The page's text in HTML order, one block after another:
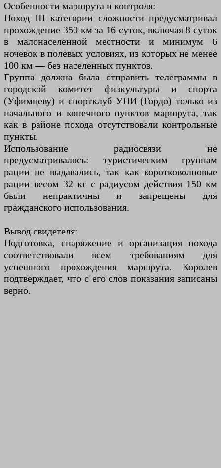
Особенности маршрута и контроля:
Поход III категории сложности предусматривал
прохождение 350 км за 16 суток, включая 8 суток
в малонаселенной местности и минимум 6
ночевок в полевых условиях, из которых не менее
100 км — без населенных пунктов.
Группа должна была отправить телеграммы в
городской комитет физкультуры и спорта
(Уфимцеву) и спортклуб УПИ (Гордо) только из
начального и конечного пунктов маршрута, так
как в районе похода отсутствовали контрольные
пункты.
Использование радиосвязи не
предусматривалось: туристическим группам
рации не выдавались, так как коротковолновые
рации весом 32 кг с радиусом действия 150 км
были непрактичны и запрещены для
гражданского использования.
Вывод свидетеля:
Подготовка, снаряжение и организация похода
соответствовали всем требованиям для
успешного прохождения маршрута. Королев
подтверждает, что с его слов показания записаны
верно.